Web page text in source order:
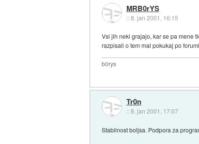
MRB0rYS
::8. jan 2001, 16:15
Vsi jih neki grajajo, kar se pa mene
razpisali o tem mal pokukaj po
b0rys
Tr0n
::8. jan 2001, 17:07
Stabilnost boljsa. Podpora za